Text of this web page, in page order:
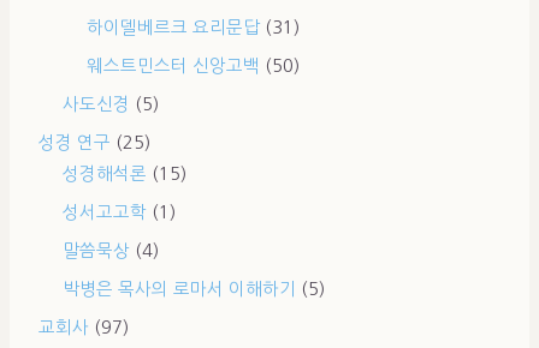
하이델베르크 요리문답(31)
웨스트민스터 신앙고백 (50)
사도신경 (5)
성경 연구 (25)
성경해석론 (15)
성서고고학 (1)
말씀묵상 (4)
박병은 목사의 로마서 이해하기 (5)
교회사 (97)